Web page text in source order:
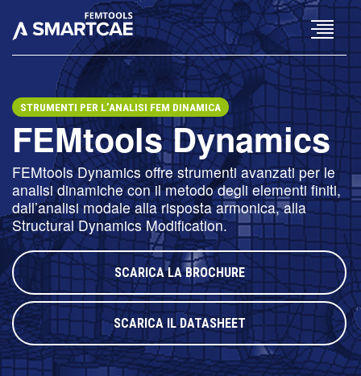
×
STRUMENTI PER L’ANALISI FEM DINAMICA
FEMtools Dynamics
FEMtools Dynamics offre strumenti avanzati per le
analisi dinamiche con il metodo degli elementi finiti,
dall’analisi modale alla risposta armonica, alla
Structural Dynamics Modification.
SCARICA LA BROCHURE
SCARICA IL DATASHEET